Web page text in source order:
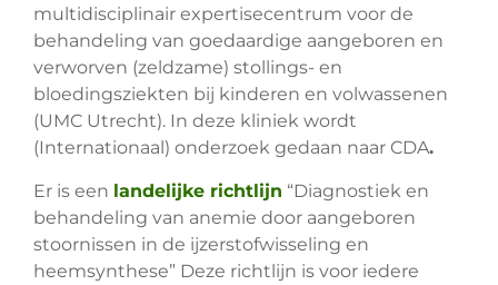
multidisciplinair expertisecentrum voor de
behandeling van goedaardige aangeboren en
verworven (zeldzame) stollings- en
bloedingsziekten bij kinderen en volwassenen
(UMC Utrecht). In deze kliniek wordt
(Internationaal) onderzoek gedaan naar CDA.
Er is een landelijke richtlijn “Diagnostiek en
behandeling van anemie door aangeboren
stoornissen in de ijzerstofwisseling en
heemsynthese” Deze richtlijn is voor iedere